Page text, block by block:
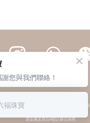
繁體 | 簡体
© 六福集團 版權所有 不得轉載 私隱政策
貴金屬及寶石A類註冊交易商
您與我們聯絡！
福珠寶